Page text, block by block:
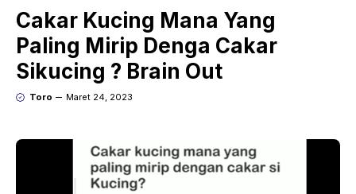
Cakar Kucing Mana Yang
Paling Mirip Denga Cakar
Sikucing ? Brain Out
Toro Maret 24, 2023